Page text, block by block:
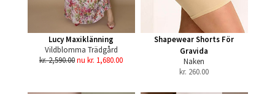
Lucy Maxiklänning
Vildblomma Trädgård
kr. 2,590.00nu kr. 1,680.00
Shapewear Shorts För
Gravida
Naken
kr. 260.00